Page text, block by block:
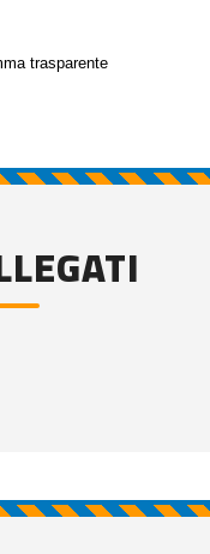
trasparente